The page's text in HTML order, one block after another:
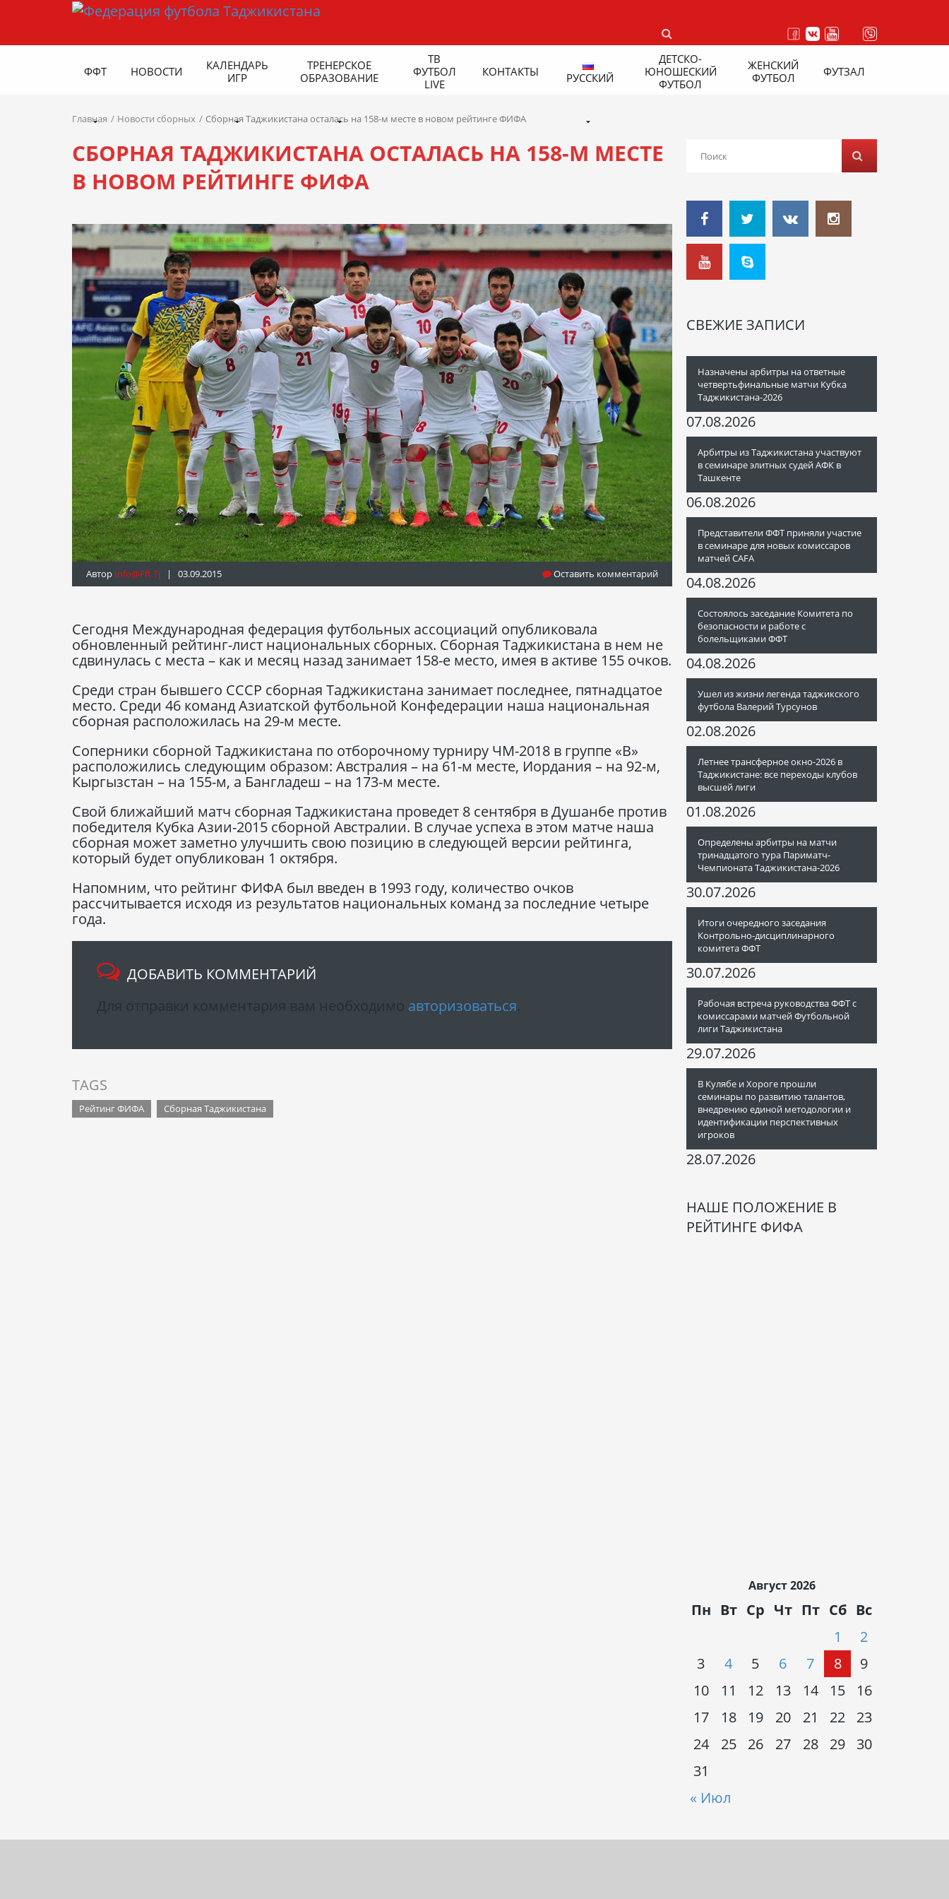
ФФТ НОВОСТИ
КАЛЕНДАРЬ
ИГР
ТРЕНЕРСКОЕ
ОБРАЗОВАНИЕ
ТВ
ФУТБОЛ
LIVE
КОНТАКТЫ РУССКИЙ
ДЕТСКО-
ЮНОШЕСКИЙ
ФУТБОЛ
ЖЕНСКИЙ
ФУТБОЛ
ФУТЗАЛ
Главная Новости сборных Сборная Таджикистана осталась на 158-м месте в новом рейтинге ФИФА
СБОРНАЯ ТАДЖИКИСТАНА ОСТАЛАСЬ НА 158-М МЕСТЕ
В НОВОМ РЕЙТИНГЕ ФИФА
Автор Info@fft.tj | 03.09.2015 Оставить комментарий
Сегодня Международная федерация футбольных ассоциаций опубликовала
обновленный рейтинг-лист национальных сборных. Сборная Таджикистана в нем не
сдвинулась с места – как и месяц назад занимает 158-е место, имея в активе 155 очков.
Среди стран бывшего СССР сборная Таджикистана занимает последнее, пятнадцатое
место. Среди 46 команд Азиатской футбольной Конфедерации наша национальная
сборная расположилась на 29-м месте.
Соперники сборной Таджикистана по отборочному турниру ЧМ-2018 в группе «В»
расположились следующим образом: Австралия – на 61-м месте, Иордания – на 92-м,
Кыргызстан – на 155-м, а Бангладеш – на 173-м месте.
Свой ближайший матч сборная Таджикистана проведет 8 сентября в Душанбе против
победителя Кубка Азии-2015 сборной Австралии. В случае успеха в этом матче наша
сборная может заметно улучшить свою позицию в следующей версии рейтинга,
который будет опубликован 1 октября.
Напомним, что рейтинг ФИФА был введен в 1993 году, количество очков
рассчитывается исходя из результатов национальных команд за последние четыре
года.
ДОБАВИТЬ КОММЕНТАРИЙ
авторизоваться
TAGS
Рейтинг ФИФА Сборная Таджикистана
СВЕЖИЕ ЗАПИСИ
Назначены арбитры на ответные
четвертьфинальные матчи Кубка
Таджикистана-2026
07.08.2026
Арбитры из Таджикистана участвуют
в семинаре элитных судей АФК в
Ташкенте
06.08.2026
Представители ФФТ приняли участие
в семинаре для новых комиссаров
матчей CAFA
04.08.2026
Состоялось заседание Комитета по
безопасности и работе с
болельщиками ФФТ
04.08.2026
Ушел из жизни легенда таджикского
футбола Валерий Турсунов
02.08.2026
Летнее трансферное окно-2026 в
Таджикистане: все переходы клубов
высшей лиги
01.08.2026
Определены арбитры на матчи
тринадцатого тура Париматч-
Чемпионата Таджикистана-2026
30.07.2026
Итоги очередного заседания
Контрольно-дисциплинарного
комитета ФФТ
30.07.2026
Рабочая встреча руководства ФФТ с
комиссарами матчей Футбольной
лиги Таджикистана
29.07.2026
В Кулябе и Хороге прошли
семинары по развитию талантов,
внедрению единой методологии и
идентификации перспективных
игроков
28.07.2026
НАШЕ ПОЛОЖЕНИЕ В
РЕЙТИНГЕ ФИФА
Август 2026
Пн Вт Ср Чт Пт Сб Вс
« Июл
1
2
3
4 5 6 7 8
9
10
11 12 13 14 15
16
17
18 19 20 21 22
23
24
25 26 27 28 29
30
31